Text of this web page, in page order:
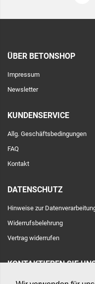
ÜBER BETONSHOP
Impressum
Newsletter
KUNDENSERVICE
Allg. Geschäftsbedingungen
FAQ
Kontakt
DATENSCHUTZ
Hinweise zur
Widerrufsbelehrung
Vertrag widerrufen
KONTAKTIEREN SIE
Adresse: Toulouser